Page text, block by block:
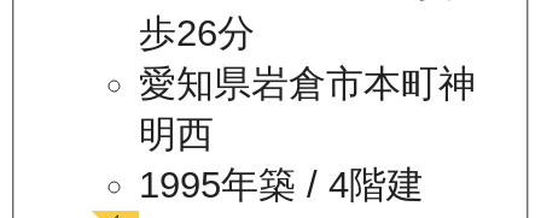
歩26分
愛知県岩倉市本町神
明西
1995年築 / 4階建